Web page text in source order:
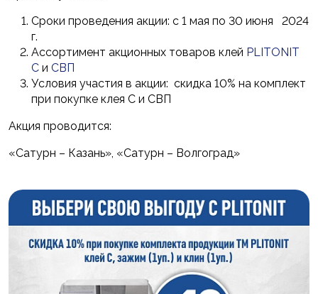
Сроки проведения акции: с 1 мая по 30 июня 2024
г.
Ассортимент акционных товаров клей PLITONIT
С и СВП
Условия участия в акции: скидка 10% на комплект
при покупке клея С и СВП
Акция проводится:
«Сатурн – Казань», «Сатурн – Волгоград»